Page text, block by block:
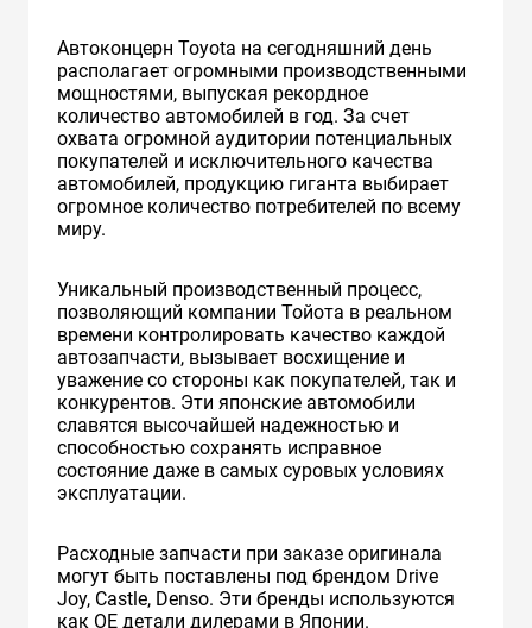
Автоконцерн Toyota на сегодняшний день
располагает огромными производственными
мощностями, выпуская рекордное
количество автомобилей в год. За счет
охвата огромной аудитории потенциальных
покупателей и исключительного качества
автомобилей, продукцию гиганта выбирает
огромное количество потребителей по всему
миру.
Уникальный производственный процесс,
позволяющий компании Тойота в реальном
времени контролировать качество каждой
автозапчасти, вызывает восхищение и
уважение со стороны как покупателей, так и
конкурентов. Эти японские автомобили
славятся высочайшей надежностью и
способностью сохранять исправное
состояние даже в самых суровых условиях
эксплуатации.
Расходные запчасти при заказе оригинала
могут быть поставлены под брендом Drive
Joy, Castle, Denso. Эти бренды используются
как ОЕ детали дилерами в Японии.